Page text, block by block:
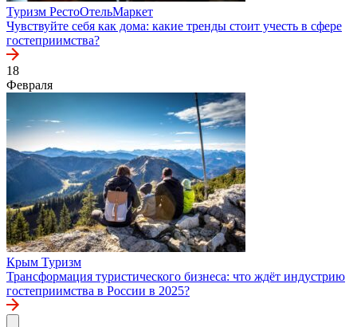
Туризм РестоОтельМаркет
Чувствуйте себя как дома: какие тренды стоит учесть в сфере
гостеприимства?
18
Февраля
Крым Туризм
Трансформация туристического бизнеса: что ждёт индустрию
гостеприимства в России в 2025?